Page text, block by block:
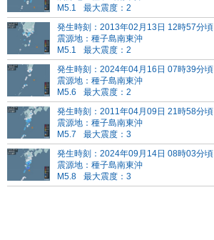
M5.1
最大震度：2
発生時刻：2013年02月13日 12時57分頃
震源地：種子島南東沖
M5.1
最大震度：2
発生時刻：2024年04月16日 07時39分頃
震源地：種子島南東沖
M5.6
最大震度：2
発生時刻：2011年04月09日 21時58分頃
震源地：種子島南東沖
M5.7
最大震度：3
発生時刻：2024年09月14日 08時03分頃
震源地：種子島南東沖
M5.8
最大震度：3